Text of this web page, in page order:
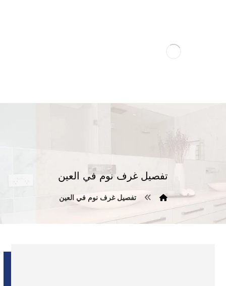
تفصيل غرف نوم في العين
تفصيل غرف نوم في العين